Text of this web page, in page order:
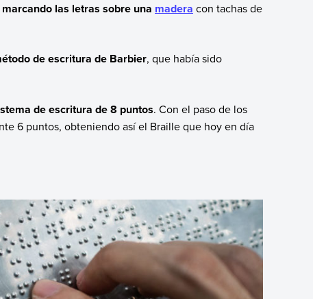
marcando las letras sobre una madera con tachas de
de escritura de Barbier, que había sido
de escritura de 8 puntos. Con el paso de los
6 puntos, obteniendo así el Braille que hoy en día